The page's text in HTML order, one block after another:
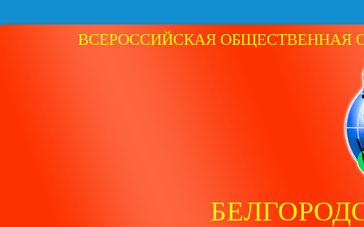
ВСЕРОССИЙСКАЯ ОБЩЕСТВЕННАЯ